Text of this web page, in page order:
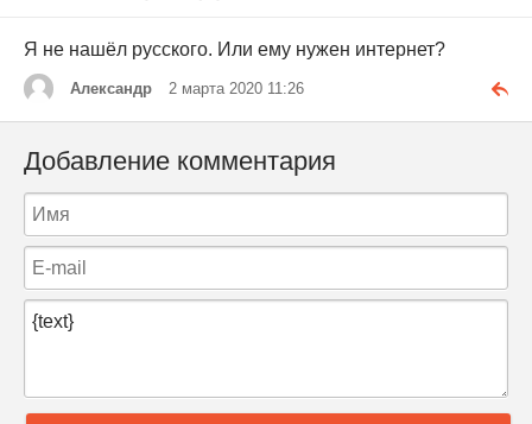
Я не нашёл русского. Или ему нужен интернет?
Александр 2 марта 2020 11:26
Добавление комментария